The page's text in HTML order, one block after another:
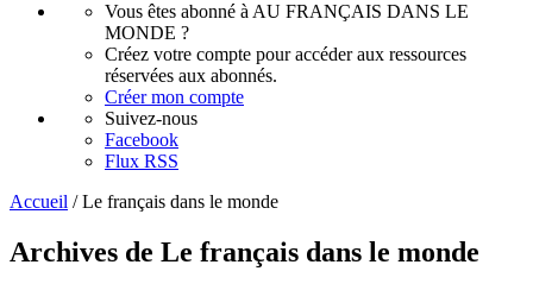
Vous êtes abonné à AU FRANÇAIS DANS LE
MONDE ?
Créez votre compte pour accéder aux ressources
réservées aux abonnés.
Créer mon compte
Suivez-nous
Facebook
Flux RSS
Accueil /Le français dans le monde
Archives de Le français dans le monde